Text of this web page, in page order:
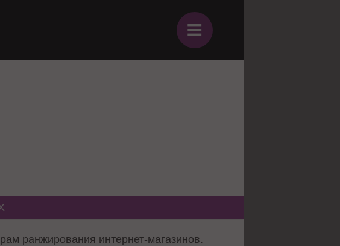
≡
ранжирования интернет-магазинов.